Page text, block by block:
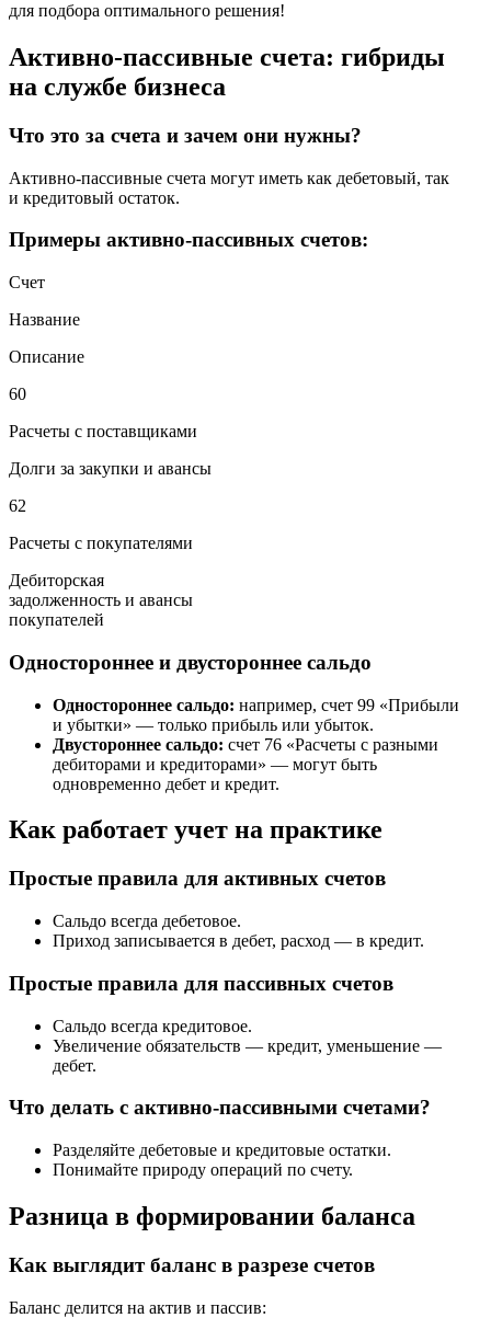
для подбора оптимального решения!
Активно-пассивные счета: гибриды
на службе бизнеса
Что это за счета и зачем они нужны?
Активно-пассивные счета могут иметь как дебетовый, так
и кредитовый остаток.
Примеры активно-пассивных счетов:
Счет
Название
Описание
60
Расчеты с поставщиками
Долги за закупки и авансы
62
Расчеты с покупателями
Дебиторская
задолженность и авансы
покупателей
Одностороннее и двустороннее сальдо
Одностороннее сальдо: например, счет 99 «Прибыли
и убытки» — только прибыль или убыток.
Двустороннее сальдо: счет 76 «Расчеты с разными
дебиторами и кредиторами» — могут быть
одновременно дебет и кредит.
Как работает учет на практике
Простые правила для активных счетов
Сальдо всегда дебетовое.
Приход записывается в дебет, расход — в кредит.
Простые правила для пассивных счетов
Сальдо всегда кредитовое.
Увеличение обязательств — кредит, уменьшение —
дебет.
Что делать с активно-пассивными счетами?
Разделяйте дебетовые и кредитовые остатки.
Понимайте природу операций по счету.
Разница в формировании баланса
Как выглядит баланс в разрезе счетов
Баланс делится на актив и пассив: